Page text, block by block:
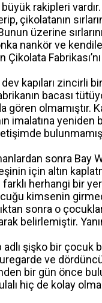
rakipleri
çikolatanın
üzerine
nankör ve
Fabrikası’nı
kapıları zincirli
bacası
gören
imalatına yeniden
sonra Bay
için altın
herhangi bir
kimsenin
sonra o
belirlemiştir.
şişko bir çocuk
ve
bir gün önce
hiç de kolay